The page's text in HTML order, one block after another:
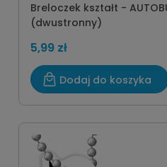
Breloczek kształt -
(dwustronny)
5,99 zł
Dodaj do koszyka